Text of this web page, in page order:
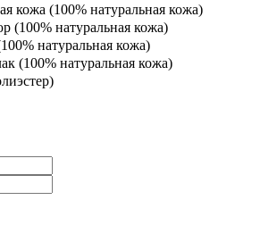
кожа (100% натуральная кожа)
(100% натуральная кожа)
натуральная кожа)
(100% натуральная кожа)